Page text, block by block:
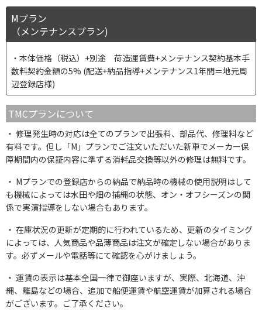
Mプラン
（メンテナンスプラン)
本体価格（税込）+別途 荷造運賃費+メンテナンス契約基本手
数料契約金額の5% (配送+納品指導+メンテナンス1年間＝地元周
辺登録店様)
TMCプランについて
修理発生時の対応は全てのプランで出張料、部品代、修理料など
有料です。但し「M」プランでご注文いただいた新車でメーカー保
障期間内の保証内容に準ずる消耗品交換等以外の修理は無料です。
Mプランでの登録店からの納品で納品時の機械の使用説明はして
も機械によっては水田や畑の捕縄の状態、オン・オフシーズンの関
係で実演指導をしない場合もあります。
在庫状況の更新が定期的に行われているため、更新のタイミング
によっては、人気商品や品薄商品は注文が確定しない場合がありま
す。必ずメールや電話等にて確認を心がけましょう。
運賃の表示は基本全国一律で御座いますが、実際、北海道、沖
縄、離島などの場合、追加で船便運賃や航空運賃が加算される場合
がございます。ご了承ください。